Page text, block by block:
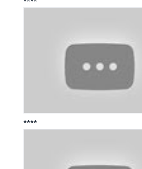
****